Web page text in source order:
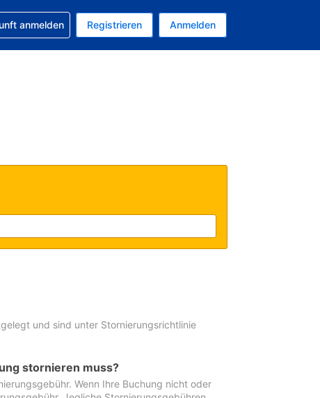
Währung ist EUR
Ihre aktuelle Sprache ist Deutsch
Buchung erhalten
anmelden Registrieren Anmelden
und sind unter Stornierungsrichtlinie
stornieren muss?
Wenn Ihre Buchung nicht oder